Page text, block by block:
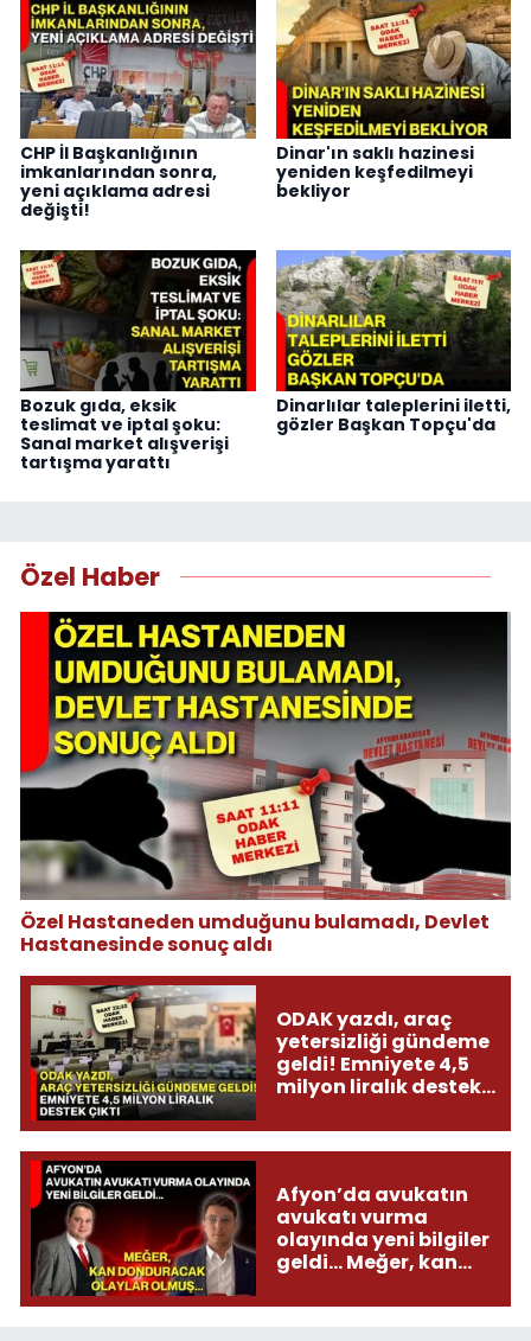
CHP İl Başkanlığının
imkanlarından sonra,
yeni açıklama adresi
değişti!
Dinar'ın saklı hazinesi
yeniden keşfedilmeyi
bekliyor
Bozuk gıda, eksik
teslimat ve iptal şoku:
Sanal market alışverişi
tartışma yarattı
Dinarlılar taleplerini iletti,
gözler Başkan Topçu'da
Özel Haber
Özel Hastaneden umduğunu bulamadı, Devlet
Hastanesinde sonuç aldı
ODAK yazdı, araç
yetersizliği gündeme
geldi! Emniyete 4,5
milyon liralık destek
Afyon’da avukatın
avukatı vurma
olayında yeni bilgiler
geldi... Meğer, kan
olmuş...